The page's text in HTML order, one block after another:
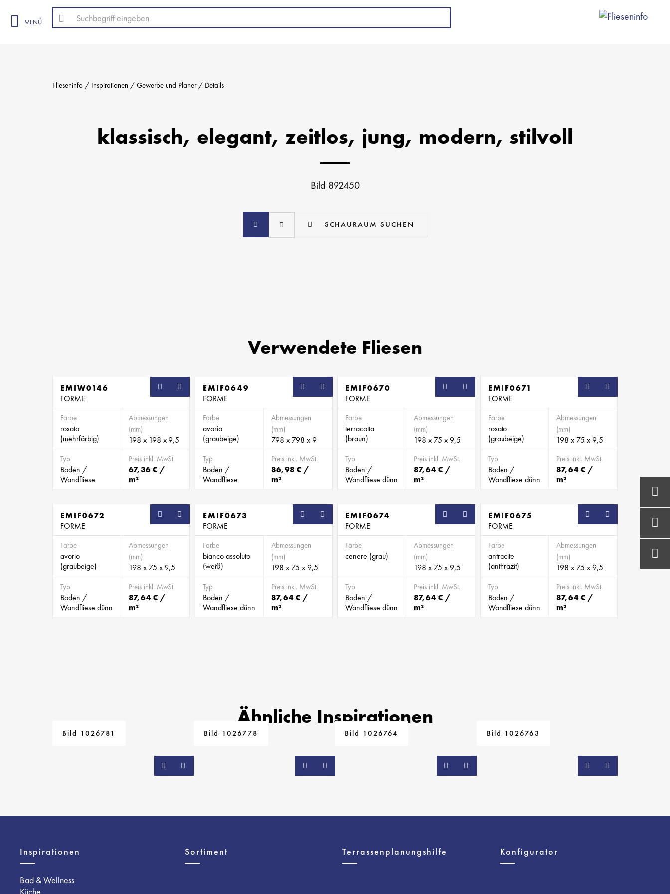
MENÜ
Flieseninfo Inspirationen Gewerbe und Planer Details
klassisch, elegant, zeitlos, jung, modern, stilvoll
Bild 892450
SCHAURAUM SUCHEN
Verwendete Fliesen
EMIW0146
FORME
Farbe
rosato
(mehrfärbig)
Abmessungen
(mm)
198 x 198 x 9,5
Typ
Boden /
Wandfliese
Preis inkl. MwSt.
67,36 € /
m²
EMIF0649
FORME
Farbe
avorio
(graubeige)
Abmessungen
(mm)
798 x 798 x 9
Typ
Boden /
Wandfliese
Preis inkl. MwSt.
86,98 € /
m²
EMIF0670
FORME
Farbe
terracotta
(braun)
Abmessungen
(mm)
198 x 75 x 9,5
Typ
Boden /
Wandfliese dünn
Preis inkl. MwSt.
87,64 € /
m²
EMIF0671
FORME
Farbe
rosato
(graubeige)
Abmessungen
(mm)
198 x 75 x 9,5
Typ
Boden /
Wandfliese dünn
Preis inkl. MwSt.
87,64 € /
m²
EMIF0672
FORME
Farbe
avorio
(graubeige)
Abmessungen
(mm)
198 x 75 x 9,5
Typ
Boden /
Wandfliese dünn
Preis inkl. MwSt.
87,64 € /
m²
EMIF0673
FORME
Farbe
bianco assoluto
(weiß)
Abmessungen
(mm)
198 x 75 x 9,5
Typ
Boden /
Wandfliese dünn
Preis inkl. MwSt.
87,64 € /
m²
EMIF0674
FORME
Farbe
cenere (grau)
Abmessungen
(mm)
198 x 75 x 9,5
Typ
Boden /
Wandfliese dünn
Preis inkl. MwSt.
87,64 € /
m²
EMIF0675
FORME
Farbe
antracite
(anthrazit)
Abmessungen
(mm)
198 x 75 x 9,5
Typ
Boden /
Wandfliese dünn
Preis inkl. MwSt.
87,64 € /
m²
Ähnliche Inspirationen
Bild 1026781 Bild 1026778 Bild 1026764 Bild 1026763
Inspirationen
Bad & Wellness
Küche
Sortiment Terrassenplanungshilfe Konfigurator